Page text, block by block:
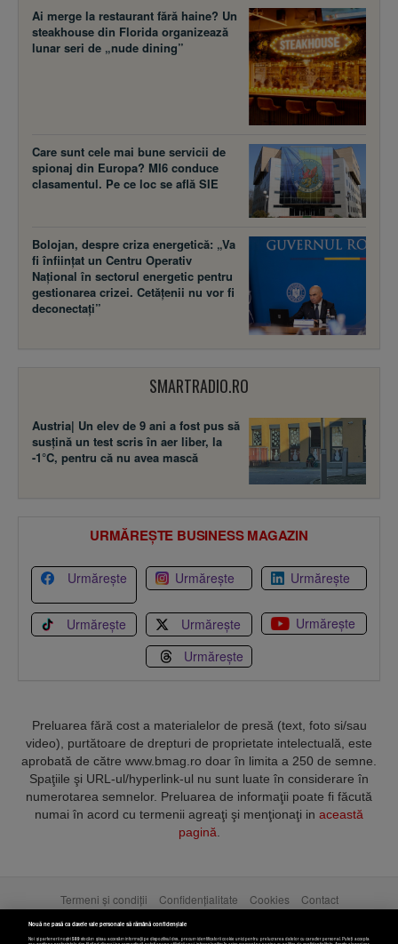
Ai merge la restaurant fără haine? Un
steakhouse din Florida organizează
lunar seri de „nude dining”
Care sunt cele mai bune servicii de
spionaj din Europa? MI6 conduce
clasamentul. Pe ce loc se află SIE
Bolojan, despre criza energetică: „Va
fi înființat un Centru Operativ
Național în sectorul energetic pentru
gestionarea crizei. Cetățenii nu vor fi
deconectați”
SMARTRADIO.RO
Austria| Un elev de 9 ani a fost pus să
susţină un test scris în aer liber, la
-1°C, pentru că nu avea mască
URMĂREȘTE BUSINESS MAGAZIN
Urmărește Urmărește Urmărește
Urmărește Urmărește
Urmărește
Urmărește
Preluarea fără cost a materialelor de presă (text, foto si/sau
video), purtătoare de drepturi de proprietate intelectuală, este
aprobată de către www.bmag.ro doar în limita a 250 de semne.
Spaţiile şi URL-ul/hyperlink-ul nu sunt luate în considerare în
numerotarea semnelor. Preluarea de informaţii poate fi făcută
numai în acord cu termenii agreaţi şi menţionaţi in această
pagină
Termeni și condiții Confidențialitate Cookies Contact
Copyright © 2025 BUSINESSMEX S.A.
Nouă ne pasă ca datele tale personale să rămână confidențiale
Noi și partenerii noștri589stocăm și/sau accesăm informații pe dispozitivul dvs., precum identificatorii cookie unici pentru prelucrarea datelor cu caracter personal. Puteți accepta